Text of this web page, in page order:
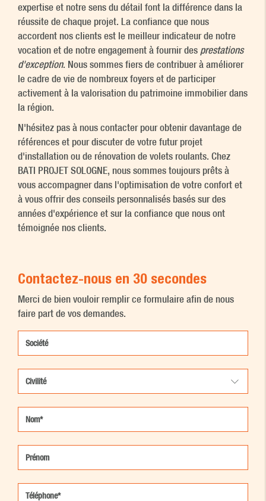
expertise et notre sens du détail font la différence dans la
réussite de chaque projet. La confiance que nous
accordent nos clients est le meilleur indicateur de notre
vocation et de notre engagement à fournir des prestations
d'exception. Nous sommes fiers de contribuer à améliorer
le cadre de vie de nombreux foyers et de participer
activement à la valorisation du patrimoine immobilier dans
la région.
N'hésitez pas à nous contacter pour obtenir davantage de
références et pour discuter de votre futur projet
d'installation ou de rénovation de volets roulants. Chez
BATI PROJET SOLOGNE, nous sommes toujours prêts à
vous accompagner dans l'optimisation de votre confort et
à vous offrir des conseils personnalisés basés sur des
années d'expérience et sur la confiance que nous ont
témoignée nos clients.
Contactez-nous en 30 secondes
Merci de bien vouloir remplir ce formulaire afin de nous
faire part de vos demandes.